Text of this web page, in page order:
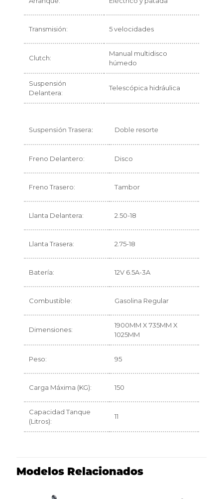
Transmisión: 5 velocidades
Clutch:
Manual multidisco
húmedo
Suspensión
Delantera:
Telescópica hidráulica
Suspensión Trasera: Doble resorte
Freno Delantero: Disco
Freno Trasero: Tambor
Llanta Delantera: 2.50-18
Llanta Trasera: 2.75-18
Batería: 12V 6.5A-3A
Combustible: Gasolina Regular
Dimensiones:
1900MM X 735MM X
1025MM
Peso: 95
Carga Máxima (KG): 150
Capacidad Tanque
(Litros):
11
Modelos Relacionados